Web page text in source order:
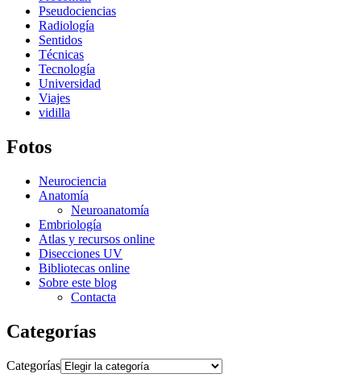
Pseudociencias
Radiología
Sentidos
Técnicas
Tecnología
Universidad
Viajes
vidilla
Fotos
Neurociencia
Anatomía
Neuroanatomía
Embriología
Atlas y recursos online
Disecciones UV
Bibliotecas online
Sobre este blog
Contacta
Categorías
Categorías